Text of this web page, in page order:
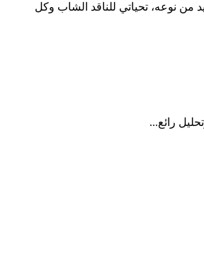
من نوعه، تحياتي للناقد الشاب وكل
رائع...